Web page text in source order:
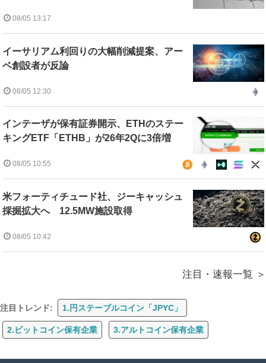
08/05 13:17
イーサリアム利回りの大幅削減提案、アー
ベ創設者が反論
08/05 12:30
インテーザが保有証券開示、ETHのステー
キングETF「ETHB」が26年2Qに3倍増
08/05 10:55
米フォーティチュード社、ジーキャッシュ
採掘拡大へ 12.5MW施設取得
08/05 10:42
注目・速報一覧
注目トレンド: 1.円ステーブルコイン「JPYC」
2.ビットコイン保有企業 3.アルトコイン保有企業